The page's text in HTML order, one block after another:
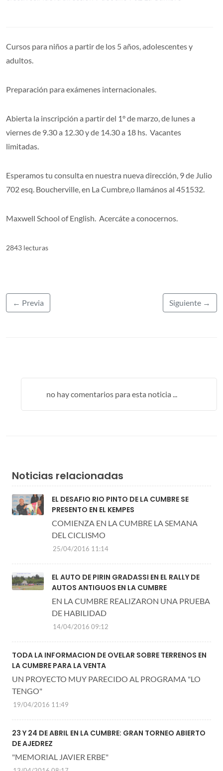
Cursos para niños a partir de los 5 años, adolescentes y
adultos.
Preparación para exámenes internacionales.
Abierta la inscripción a partir del 1° de marzo, de lunes a
viernes de 9.30 a 12.30 y de 14.30 a 18 hs. Vacantes
limitadas.
Esperamos tu consulta en nuestra nueva dirección, 9 de Julio
702 esq. Boucherville, en La Cumbre,o llamános al 451532.
Maxwell School of English. Acercáte a conocernos.
2843 lecturas
← Previa Siguiente →
no hay comentarios para esta noticia ...
Noticias relacionadas
EL DESAFIO RIO PINTO DE LA CUMBRE SE
PRESENTO EN EL KEMPES
COMIENZA EN LA CUMBRE LA SEMANA
DEL CICLISMO
25/04/2016 11:14
EL AUTO DE PIRIN GRADASSI EN EL RALLY DE
AUTOS ANTIGUOS EN LA CUMBRE
EN LA CUMBRE REALIZARON UNA PRUEBA
DE HABILIDAD
14/04/2016 09:12
TODA LA INFORMACION DE OVELAR SOBRE TERRENOS EN
LA CUMBRE PARA LA VENTA
UN PROYECTO MUY PARECIDO AL PROGRAMA "LO
TENGO"
19/04/2016 11:49
23 Y 24 DE ABRIL EN LA CUMBRE: GRAN TORNEO ABIERTO
DE AJEDREZ
"MEMORIAL JAVIER ERBE"